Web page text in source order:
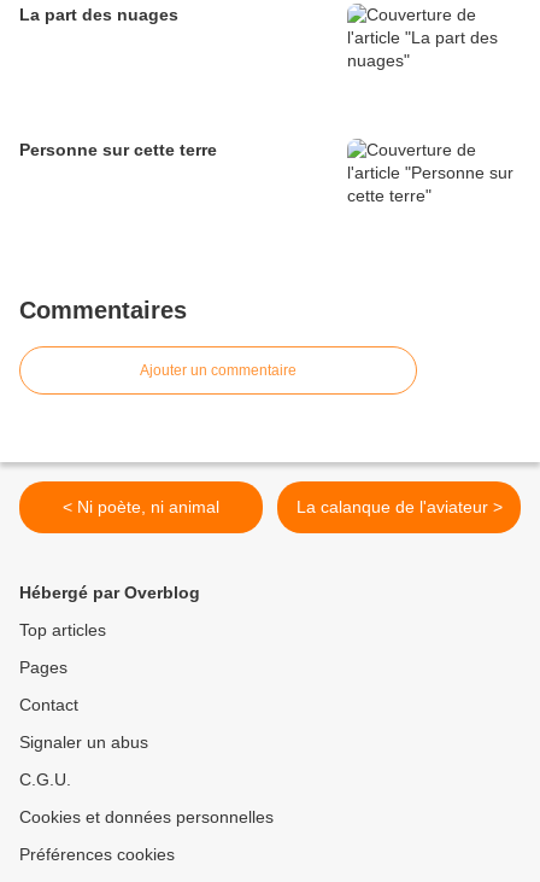
La part des nuages
Personne sur cette terre
Commentaires
Ajouter un commentaire
< Ni poète, ni animal La calanque de l'aviateur >
Hébergé par Overblog
Top articles
Pages
Contact
Signaler un abus
C.G.U.
Cookies et données personnelles
Préférences cookies